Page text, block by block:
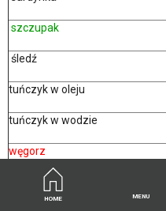
HOME MENU
szczupak
śledź
tuńczyk w oleju
tuńczyk w wodzie
węgorz
Ryby i owoce morza są znacznie
wołowina czy wieprzowina.